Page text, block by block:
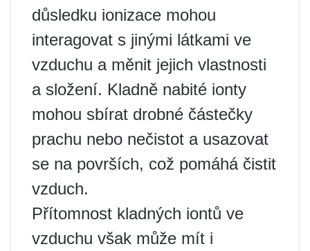
důsledku ionizace mohou
interagovat s jinými látkami ve
vzduchu a měnit jejich vlastnosti
a složení. Kladně nabité ionty
mohou sbírat drobné částečky
prachu nebo nečistot a usazovat
se na površích, což pomáhá čistit
vzduch.
Přítomnost kladných iontů ve
vzduchu však může mít i